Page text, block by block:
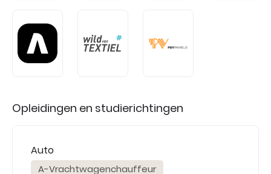
Opleidingen en studierichtingen
Auto
A-Vrachtwagenchauffeur